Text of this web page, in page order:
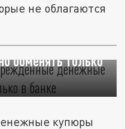
не облагаются
обменять только
купюры